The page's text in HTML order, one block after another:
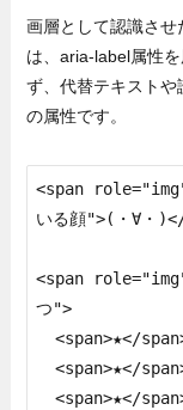
画層として認識さ
は、aria-label属性
ず、代替テキスト
の属性です。
<span
いる顔">(・∀・
<span
つ">
  <span>★</span>
  <span>★</span>
  <span>★</span>